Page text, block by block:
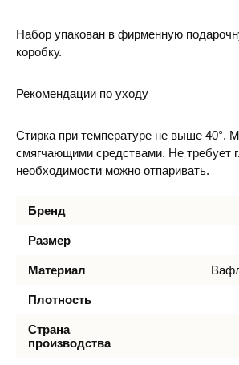
Набор упакован в фирменную
коробку.
Рекомендации по уходу
Стирка при температуре не выше 40°.
смягчающими средствами. Не требует
необходимости можно отпаривать.
Бренд
Размер
Материал
Плотность
Страна
производства